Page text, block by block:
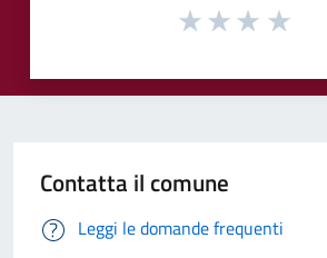
Contatta il comune
Leggi le domande frequenti